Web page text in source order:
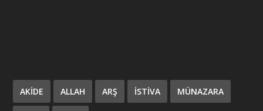
AKIDE ALLAH ARŞ ISTIVA MÜNAZARA